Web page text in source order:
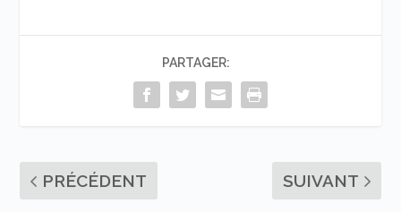
PARTAGER:
PRÉCÉDENT SUIVANT